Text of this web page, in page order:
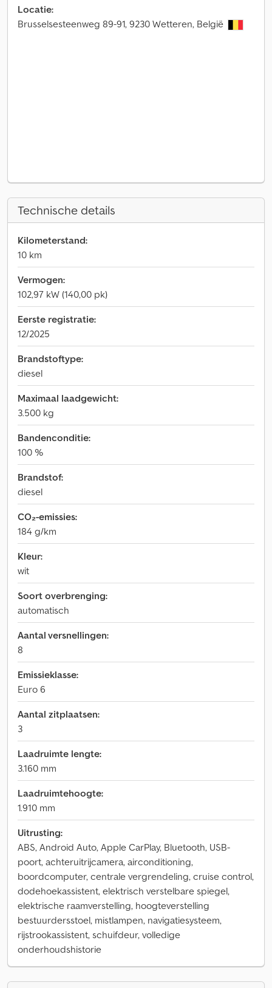
Locatie:
Brusselsesteenweg 89-91, 9230 Wetteren, België
Technische details
Kilometerstand:
10 km
Vermogen:
102,97 kW (140,00 pk)
Eerste registratie:
12/2025
Brandstoftype:
diesel
Maximaal laadgewicht:
3.500 kg
Bandenconditie:
100 %
Brandstof:
diesel
CO₂-emissies:
184 g/km
Kleur:
wit
Soort overbrenging:
automatisch
Aantal versnellingen:
8
Emissieklasse:
Euro 6
Aantal zitplaatsen:
3
Laadruimte lengte:
3.160 mm
Laadruimtehoogte:
1.910 mm
Uitrusting:
ABS, Android Auto, Apple CarPlay, Bluetooth, USB-
poort, achteruitrijcamera, airconditioning,
boordcomputer, centrale vergrendeling, cruise control,
dodehoekassistent, elektrisch verstelbare spiegel,
elektrische raamverstelling, hoogteverstelling
bestuurdersstoel, mistlampen, navigatiesysteem,
rijstrookassistent, schuifdeur, volledige
onderhoudshistorie